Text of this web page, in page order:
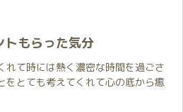
のですが実際にお会いして直接お
聞けなかったことをお話しできる
の一つになると感じています。
いすることができたことを嬉しく
来るので、期待でいっぱいです😊
ほのかちゃん💕
てて、すごくかわいい😍
ります↗️
もらった気分
れて時には熱く濃密な時間を過ごさ
をとても考えてくれて心の底から癒